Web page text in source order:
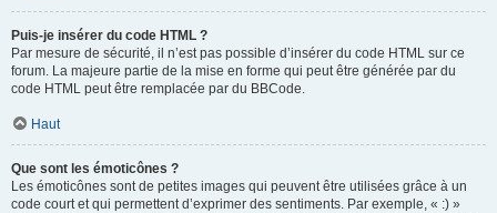
Puis-je insérer du code HTML ?
Par mesure de sécurité, il n’est pas possible d’insérer du code HTML sur ce
forum. La majeure partie de la mise en forme qui peut être générée par du
code HTML peut être remplacée par du BBCode.
Haut
Que sont les émoticônes ?
Les émoticônes sont de petites images qui peuvent être utilisées grâce à un
code court et qui permettent d’exprimer des sentiments. Par exemple, « :) »